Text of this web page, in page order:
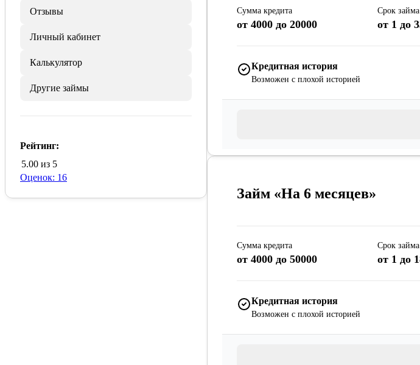
Отзывы
Личный кабинет
Калькулятор
Другие займы
Рейтинг:
5.00 из 5
Оценок: 16
Сумма кредита
от 4000 до 20000
Срок займа
от 1 до
Кредитная история
Возможен с плохой историей
Займ «На 6 месяцев»
Сумма кредита
от 4000 до 50000
Срок займа
от 1 до
Кредитная история
Возможен с плохой историей